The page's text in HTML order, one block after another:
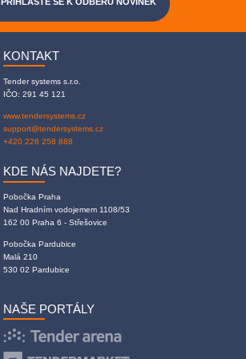
KONTAKT
Tender systems s.r.o.
IČO: 291 45 121
www.tendersystems.cz
support@tendersystems.cz
+420 226 258 888
KDE NÁS NAJDETE?
Pobočka Praha
Nad Hradním vodojemem 1108/53
162 00 Praha 6 - Střešovice
Pobočka Pardubice
Malá 210
530 02 Pardubice
NAŠE PORTÁLY